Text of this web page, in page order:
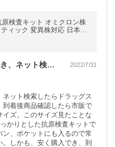
ット オミクロン株
ィック 変異株対応 日本製
亜産業 唾液検査 約10分
抗原検査キット品薄と聞き、ネット検索し… 2022/7/31
ット検索したらドラッグス
到着後商品確認したら市販で
ズ。このサイズ見たことな
かりとした抗原検査キットで
、ポケットにも入るので常
しかも、安く購入でき、到